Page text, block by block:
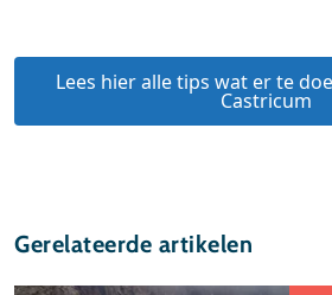
Lees hier alle tips wat er te
Castricum
Gerelateerde artikelen